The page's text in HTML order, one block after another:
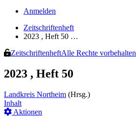
Anmelden
Zeitschriftenheft
2023 , Heft 50 …
ZeitschriftenheftAlle Rechte vorbehalten
2023 , Heft 50
Landkreis Northeim (Hrsg.)
Inhalt
Aktionen